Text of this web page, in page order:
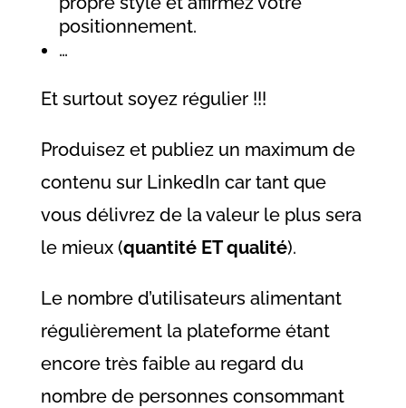
positionnement.
…
Et surtout soyez régulier !!!
Produisez et publiez un maximum de
contenu sur LinkedIn car tant que
vous délivrez de la valeur le plus sera
le mieux (quantité ET qualité).
Le nombre d’utilisateurs alimentant
régulièrement la plateforme étant
encore très faible au regard du
nombre de personnes consommant